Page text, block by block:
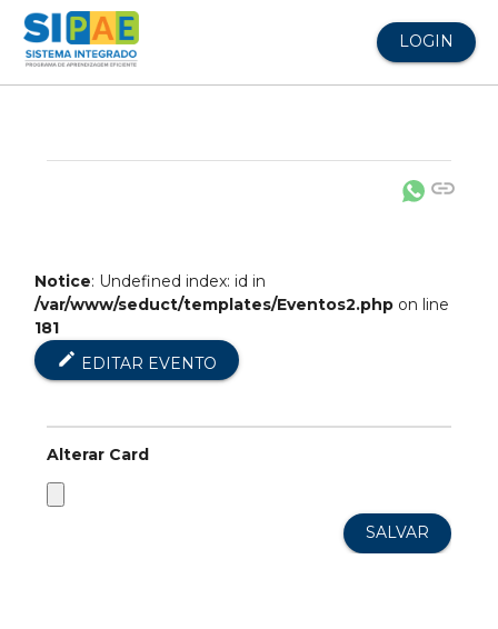
LOGIN
link
Notice: Undefined index: id in
/var/www/seduct/templates/Eventos2.php on line
181
edit EDITAR EVENTO
Alterar Card